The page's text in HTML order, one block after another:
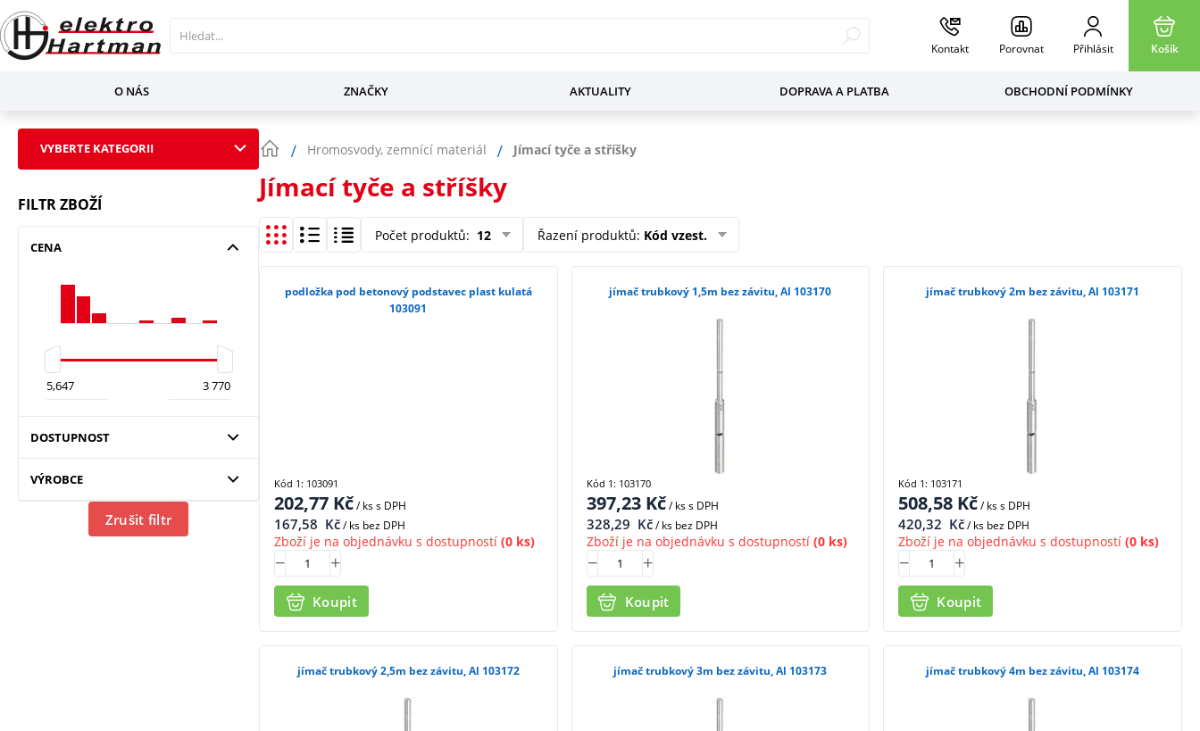
Kontakt Porovnat Přihlásit Košík
O NÁS ZNAČKY AKTUALITY DOPRAVA A PLATBA OBCHODNÍ PODMÍNKY
VYBERTE KATEGORII
FILTR ZBOŽÍ
CENA
DOSTUPNOST
VÝROBCE
Zrušit filtr
Hromosvody, zemnící materiál Jímací tyče a stříšky
Jímací tyče a stříšky
Počet produktů: 12 Řazení produktů: Kód vzest.
podložka pod betonový podstavec plast kulatá
103091
202,77 Kč/ kss DPH
167,58 Kč/ ks bez DPH
Zboží je na objednávku s dostupností (0 ks)
Koupit
Kód 1: 103091
jímač trubkový 1,5m bez závitu, Al 103170
397,23Kč/ kss DPH
328,29 Kč/ ks bez DPH
Zboží je na objednávku s dostupností(0 ks)
Koupit
Kód 1: 103170
jímač trubkový 2m bez závitu, Al 103171
508,58 Kč/ kss DPH
420,32 Kč/ ks bez DPH
Zboží je na objednávku s dostupností (0 ks)
Koupit
Kód 1: 103171
jímač trubkový 2,5m bez závitu, Al 103172 jímač trubkový 3m bez závitu, Al 103173 jímač trubkový 4m bez závitu, Al 103174